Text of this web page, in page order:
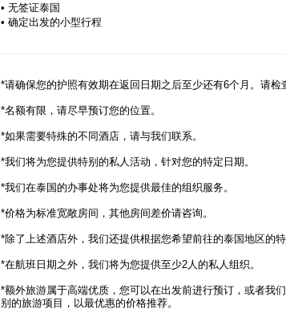
• 无签证泰国
• 确定出发的小型行程
*请确保您的护照有效期在返回日期之后至少还有6个月。请检
*名额有限，请尽早预订您的位置。
*如果需要特殊的不同酒店，请与我们联系。
*我们将为您提供特别的私人活动，针对您的特定日期。
*我们在泰国的办事处将为您提供最佳的组织服务。
*价格为标准宽敞房间，其他房间差价请咨询。
*除了上述酒店外，我们还提供根据您希望前往的泰国地区的
*在航班日期之外，我们将为您提供至少2人的私人组织。
*额外旅游属于高端优质，您可以在出发前进行预订，或者我
别的旅游项目，以最优惠的价格推荐。